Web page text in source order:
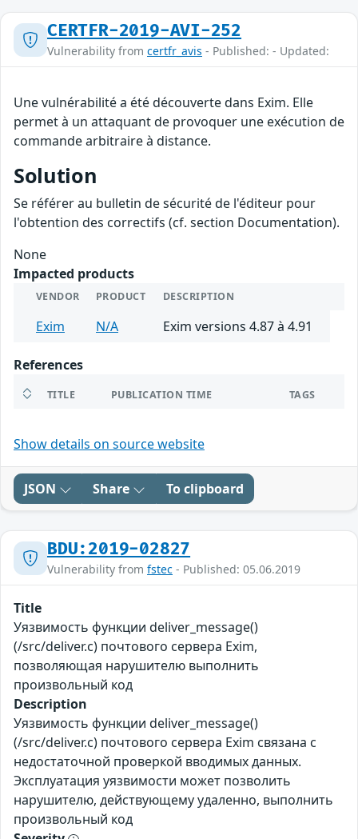
CERTFR-2019-AVI-252
Vulnerability from certfr_avis - Published: - Updated:
Une vulnérabilité a été découverte dans Exim. Elle
permet à un attaquant de provoquer une exécution de
commande arbitraire à distance.
Solution
Se référer au bulletin de sécurité de l'éditeur pour
l'obtention des correctifs (cf. section Documentation).
None
Impacted products
VENDOR PRODUCT DESCRIPTION
Exim N/A Exim versions 4.87 à 4.91
References
TITLE PUBLICATION TIME TAGS
Show details on source website
JSON Share To clipboard
BDU:2019-02827
Vulnerability from fstec - Published: 05.06.2019
Title
Уязвимость функции deliver_message()
(/src/deliver.c) почтового сервера Exim,
позволяющая нарушителю выполнить
произвольный код
Description
Уязвимость функции deliver_message()
(/src/deliver.c) почтового сервера Exim связана с
недостаточной проверкой вводимых данных.
Эксплуатация уязвимости может позволить
нарушителю, действующему удаленно, выполнить
произвольный код